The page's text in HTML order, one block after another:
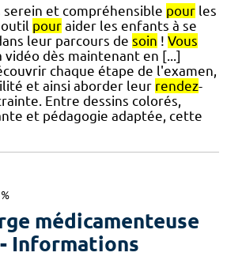
et compréhensible pour les
pour aider les enfants à se
leur parcours de soin ! Vous
vidéo dès maintenant en [...]
chaque étape de l'examen,
et ainsi aborder leur rendez-
Entre dessins colorés,
et pédagogie adaptée, cette
médicamenteuse
Informations